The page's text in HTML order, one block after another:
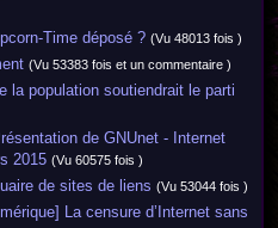
Time déposé ? (Vu 48013 fois )
(Vu 53383 fois et un commentaire )
la population soutiendrait le parti
de GNUnet - Internet
2015 (Vu 60575 fois )
de sites de liens (Vu 53044 fois )
La censure d’Internet sans